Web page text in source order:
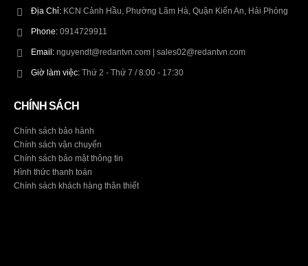
Địa Chỉ: KCN Cảnh Hầu, Phường Lãm Hà, Quận Kiến An, Hải Phòng
Phone: 0914729911
Email: nguyendt@redantvn.com | sales02@redantvn.com
Giờ làm việc: Thứ 2 - Thứ 7 / 8:00 - 17:30
CHÍNH SÁCH
Chính sách bảo hành
Chính sách vận chuyển
Chính sách bảo mật thông tin
Hình thức thanh toán
Chính sách khách hàng thân thiết